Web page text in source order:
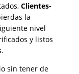
Clientes-
la
nivel
y listos
sin tener de